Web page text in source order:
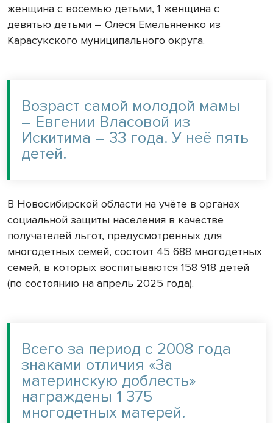
женщина с восемью детьми, 1 женщина с
девятью детьми – Олеся Емельяненко из
Карасукского муниципального округа.
Возраст самой молодой мамы
– Евгении Власовой из
Искитима – 33 года. У неё пять
детей.
В Новосибирской области на учёте в органах
социальной защиты населения в качестве
получателей льгот, предусмотренных для
многодетных семей, состоит 45 688 многодетных
семей, в которых воспитываются 158 918 детей
(по состоянию на апрель 2025 года).
Всего за период с 2008 года
знаками отличия «За
материнскую доблесть»
награждены 1 375
многодетных матерей.